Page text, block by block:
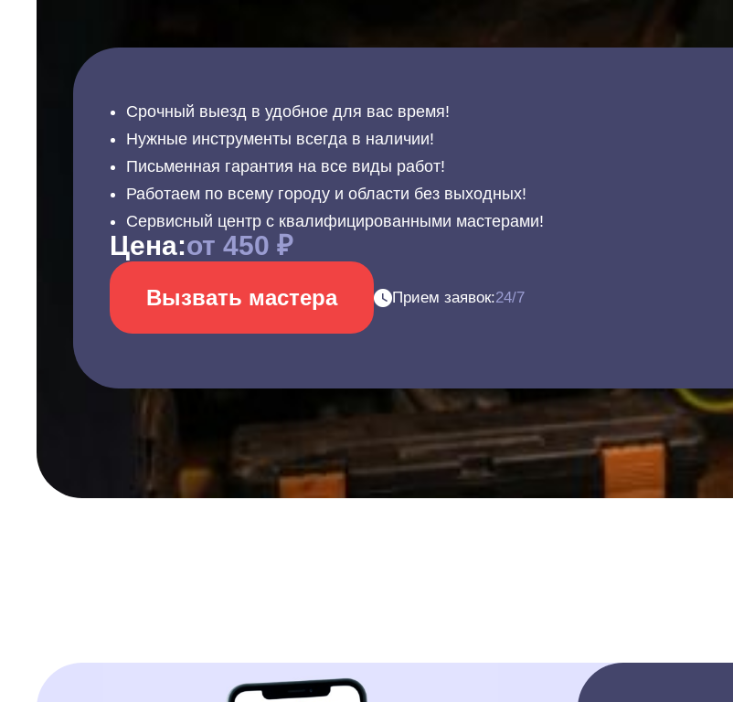
Срочный выезд в удобное для вас время!
Нужные инструменты всегда в наличии!
Письменная гарантия на все виды работ!
Работаем по всему городу и области без выходных!
Сервисный центр с квалифицированными мастерами!
Цена:от 450 ₽
Вызвать мастера Прием заявок:24/7